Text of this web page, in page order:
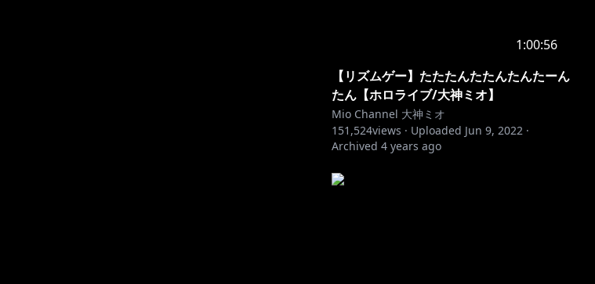
1:00:56
【リズムゲー】たたたんたたんたんたーん
たん【ホロライブ/大神ミオ】
Mio Channel 大神ミオ
151,524views · Uploaded Jun 9, 2022 ·
Archived 4 years ago